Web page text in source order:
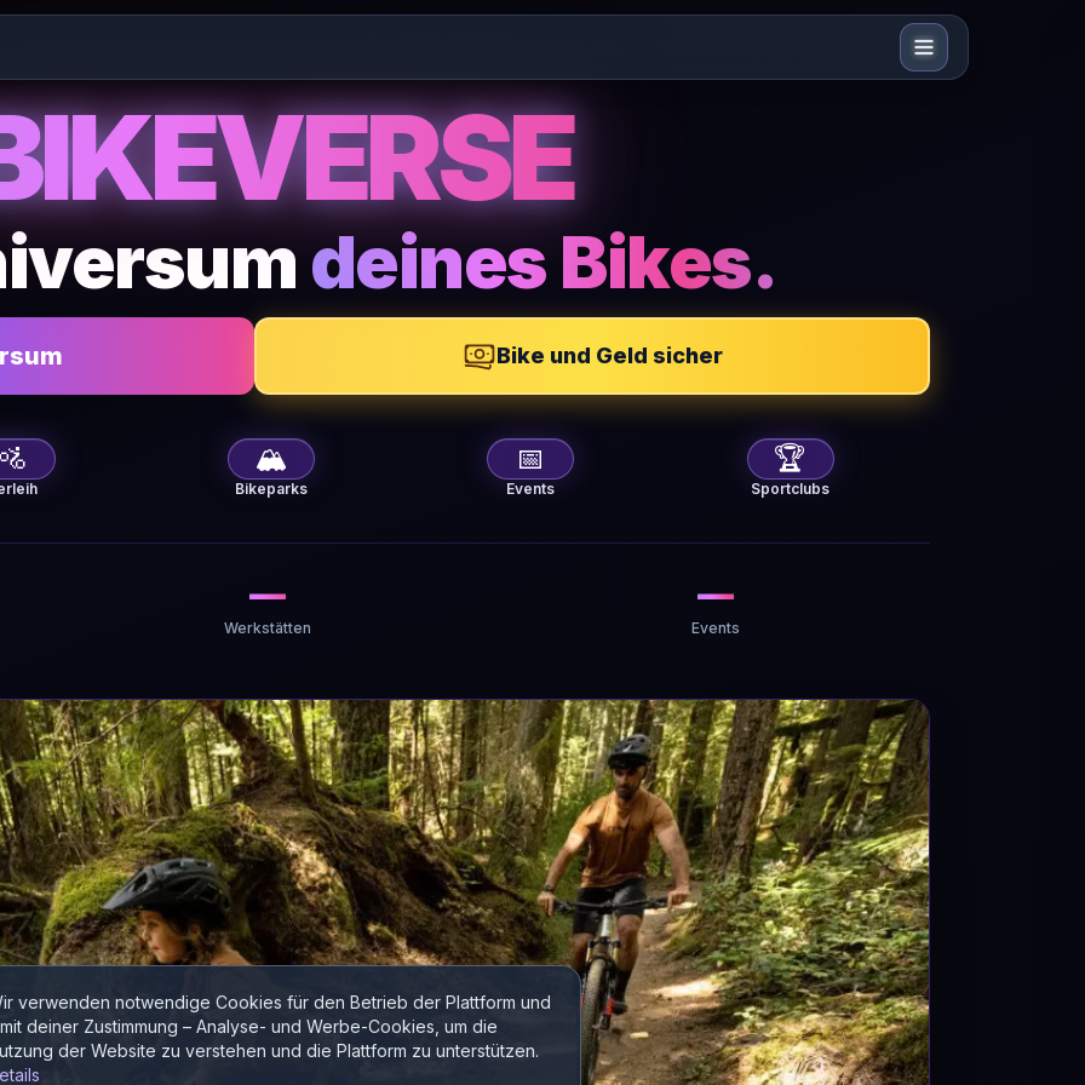
verwenden notwendige Cookies für den Betrieb der Plattform und
deiner Zustimmung – Analyse- und Werbe-Cookies, um die
der Website zu verstehen und die Plattform zu unterstützen.
MTB-Community in Rumänien
deines Bikes.
Bike und Geld sicher
🚵 🏔️
Bikeparks
📅
Events
🏆
Sportclubs
—
Werkstätten
—
Events